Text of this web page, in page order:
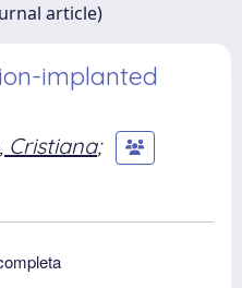
article)
implanted
Cristiana;